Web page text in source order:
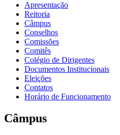
Apresentação
Reitoria
Câmpus
Conselhos
Comissões
Comitês
Colégio de Dirigentes
Documentos Institucionais
Eleições
Contatos
Horário de Funcionamento
Câmpus